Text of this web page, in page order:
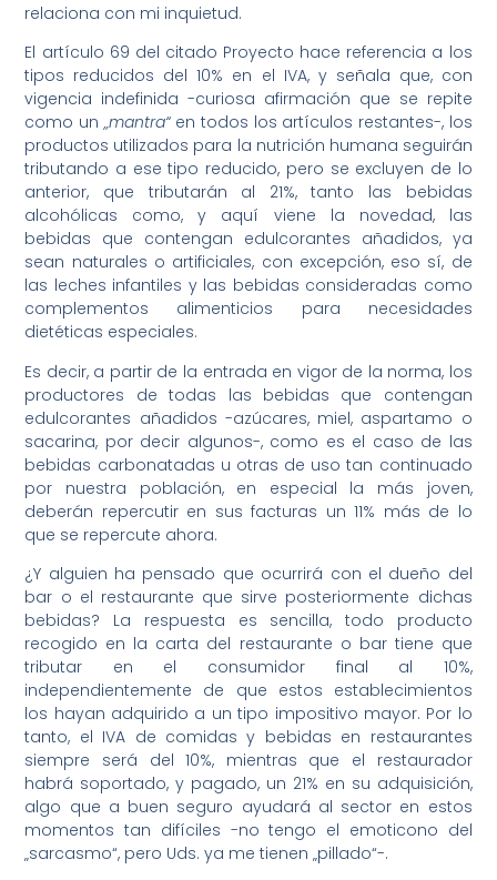
relaciona con mi inquietud.
El artículo 69 del citado Proyecto hace referencia a los
tipos reducidos del 10% en el IVA, y señala que, con
vigencia indefinida -curiosa afirmación que se repite
como un„mantra“en todos los artículos restantes-, los
productos utilizados para la nutrición humana seguirán
tributando a ese tipo reducido, pero se excluyen de lo
anterior, que tributarán al 21%, tanto las bebidas
alcohólicas como, y aquí viene la novedad, las
bebidas que contengan edulcorantes añadidos, ya
sean naturales o artificiales, con excepción, eso sí, de
las leches infantiles y las bebidas consideradas como
complementos alimenticios para necesidades
dietéticas especiales.
Es decir, a partir de la entrada en vigor de la norma, los
productores de todas las bebidas que contengan
edulcorantes añadidos -azúcares, miel, aspartamo o
sacarina, por decir algunos-, como es el caso de las
bebidas carbonatadas u otras de uso tan continuado
por nuestra población, en especial la más joven,
deberán repercutir en sus facturas un 11% más de lo
que se repercute ahora.
¿Y alguien ha pensado que ocurrirá con el dueño del
bar o el restaurante que sirve posteriormente dichas
bebidas? La respuesta es sencilla, todo producto
recogido en la carta del restaurante o bar tiene que
tributar en el consumidor final al 10%,
independientemente de que estos establecimientos
los hayan adquirido a un tipo impositivo mayor. Por lo
tanto, el IVA de comidas y bebidas en restaurantes
siempre será del 10%, mientras que el restaurador
habrá soportado, y pagado, un 21% en su adquisición,
algo que a buen seguro ayudará al sector en estos
momentos tan difíciles -no tengo el emoticono del
„sarcasmo“, pero Uds. ya me tienen „pillado“-.